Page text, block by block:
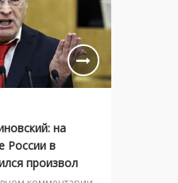
на
России в
произвол